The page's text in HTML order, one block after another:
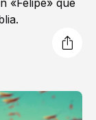
«Felipe» que